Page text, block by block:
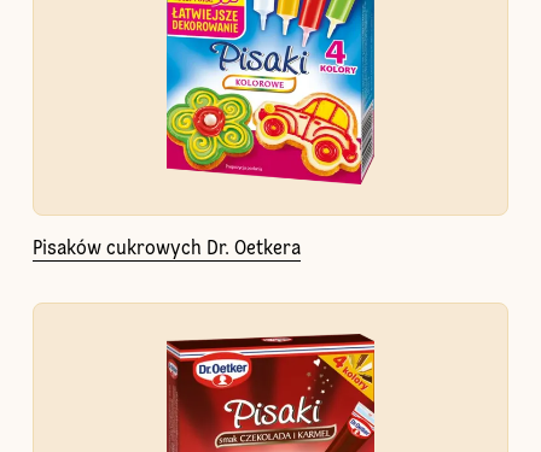
Pisaków cukrowych Dr. Oetkera